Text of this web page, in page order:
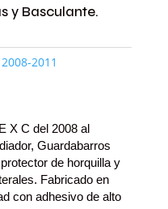
y Basculante.
2008-2011
X C del 2008 al
Guardabarros
de horquilla y
Fabricado en
con adhesivo de alto